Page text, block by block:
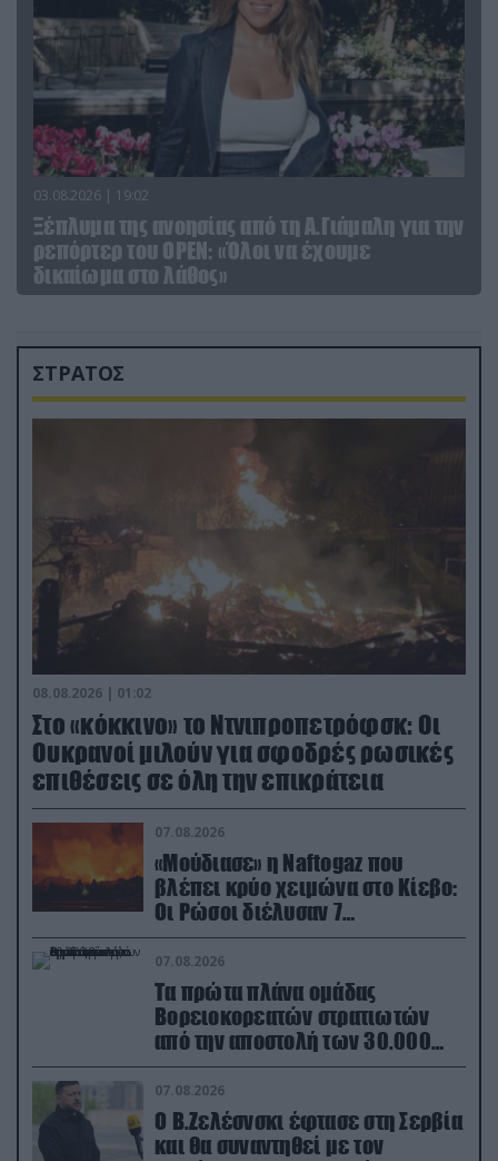
03.08.2026 | 19:02
Ξέπλυμα της ανοησίας από τη Α.Γιάμαλη για την
ρεπόρτερ του ΟΡΕΝ: «Όλοι να έχουμε
δικαίωμα στο λάθος»
ΣΤΡΑΤΟΣ
08.08.2026 | 01:02
Στο «κόκκινο» το Ντνιπροπετρόφσκ: Οι
Ουκρανοί μιλούν για σφοδρές ρωσικές
επιθέσεις σε όλη την επικράτεια
07.08.2026
«Μούδιασε» η Naftogaz που
βλέπει κρύο χειμώνα στο Κίεβο:
Οι Ρώσοι διέλυσαν 7
εγκαταστάσεις του ουκρανικού
κολοσσού!
07.08.2026
Τα πρώτα πλάνα ομάδας
Βορειοκορεατών στρατιωτών
από την αποστολή των 30.000
που έφτασαν στη Ρωσία (βίντεο)
07.08.2026
Ο Β.Ζελέσνσκι έφτασε στη Σερβία
και θα συναντηθεί με τον